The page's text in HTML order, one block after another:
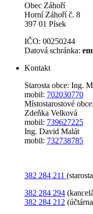
Obec Záhoří
Horní Záhoří č. 8
397 01 Písek
IČO: 00250244
Datová schránka:
Kontakt
Starosta obce: Ing.
mobil: 702030770
Místostarostové obce:
Zdeňka Velková
mobil: 739627225
Ing. David Malát
mobil: 732738785
382 284 211
382 284 294
382 284 212